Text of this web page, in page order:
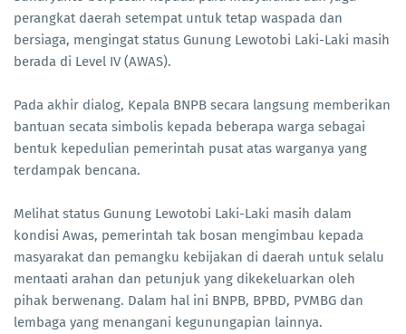
perangkat daerah setempat untuk tetap waspada dan
bersiaga, mengingat status Gunung Lewotobi Laki-Laki masih
berada di Level IV (AWAS).
Pada akhir dialog, Kepala BNPB secara langsung memberikan
bantuan secata simbolis kepada beberapa warga sebagai
bentuk kepedulian pemerintah pusat atas warganya yang
terdampak bencana.
Melihat status Gunung Lewotobi Laki-Laki masih dalam
kondisi Awas, pemerintah tak bosan mengimbau kepada
masyarakat dan pemangku kebijakan di daerah untuk selalu
mentaati arahan dan petunjuk yang dikekeluarkan oleh
pihak berwenang. Dalam hal ini BNPB, BPBD, PVMBG dan
lembaga yang menangani kegunungapian lainnya.